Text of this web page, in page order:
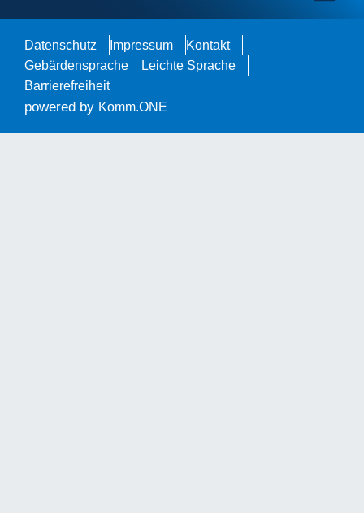
Datenschutz Impressum
Kontakt
Gebärdensprache
Leichte Sprache
Barrierefreiheit
powered by Komm.ONE